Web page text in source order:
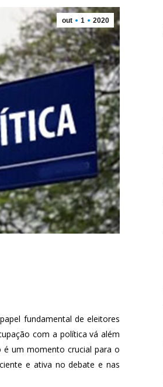
out 1 2020
fundamental de eleitores
com a política vá além
é um momento crucial para o
e ativa no debate e nas